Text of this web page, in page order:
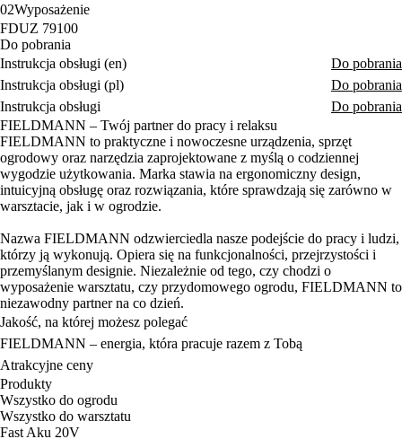
02Wyposażenie
FDUZ 79100
Do pobrania
Instrukcja obsługi (en)
Do pobrania
Instrukcja obsługi (pl)
Do pobrania
Instrukcja obsługi
Do pobrania
FIELDMANN – Twój partner do pracy i relaksu
FIELDMANN to praktyczne i nowoczesne urządzenia, sprzęt
ogrodowy oraz narzędzia zaprojektowane z myślą o codziennej
wygodzie użytkowania. Marka stawia na ergonomiczny design,
intuicyjną obsługę oraz rozwiązania, które sprawdzają się zarówno w
warsztacie, jak i w ogrodzie.
Nazwa FIELDMANN odzwierciedla nasze podejście do pracy i ludzi,
którzy ją wykonują. Opiera się na funkcjonalności, przejrzystości i
przemyślanym designie. Niezależnie od tego, czy chodzi o
wyposażenie warsztatu, czy przydomowego ogrodu, FIELDMANN to
niezawodny partner na co dzień.
Jakość, na której możesz polegać
FIELDMANN – energia, która pracuje razem z Tobą
Atrakcyjne ceny
Produkty
Wszystko do ogrodu
Wszystko do warsztatu
Fast Aku 20V